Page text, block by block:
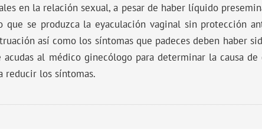
en la relación sexual, a pesar de haber líquido
que se produzca la eyaculación vaginal sin protección
así como los síntomas que padeces deben haber
acudas al médico ginecólogo para determinar la causa
reducir los síntomas.